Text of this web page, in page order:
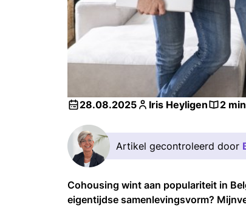
28.08.2025 Iris Heyligen 2 min
Artikel gecontroleerd door
Cohousing wint aan populariteit in
eigentijdse samenlevingsvorm?